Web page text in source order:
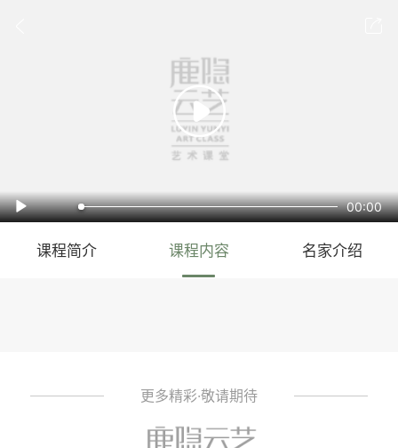

 00:00
课程简介 课程内容 名家介绍
更多精彩·敬请期待